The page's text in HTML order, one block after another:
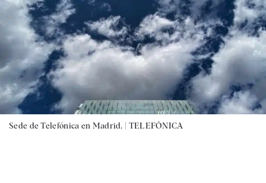
Sede de Telefónica en Madrid. | TELEFÓNICA